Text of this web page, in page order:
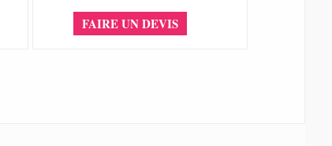
FAIRE UN DEVIS